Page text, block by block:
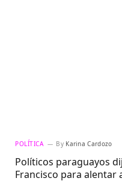
POLÍTICA By Karina Cardozo
Políticos paraguayos
Francisco para alentar